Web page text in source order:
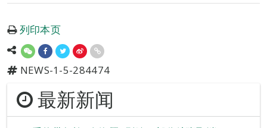
列印本页
NEWS-1-5-284474
最新新闻